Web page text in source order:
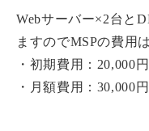
Webサーバー×2台と
ますのでMSPの費用
・初期費用：20,000
・月額費用：30,000